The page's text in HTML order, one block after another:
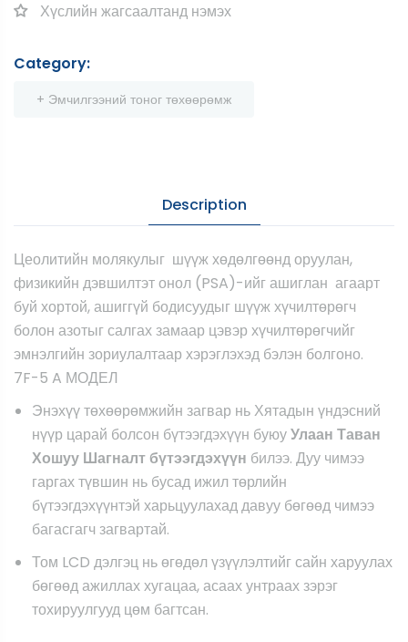
Хүслийн жагсаалтанд нэмэх
Category:
+ Эмчилгээний тоног төхөөрөмж
Description
Цеолитийн молякулыг шүүж хөдөлгөөнд оруулан,
физикийн дэвшилтэт онол (PSA)-ийг ашиглан агаарт
буй хортой, ашиггүй бодисуудыг шүүж хүчилтөрөгч
болон азотыг салгах замаар цэвэр хүчилтөрөгчийг
эмнэлгийн зориулалтаар хэрэглэхэд бэлэн болгоно.
7F-5 A МОДЕЛ
Энэхүү төхөөрөмжийн загвар нь Хятадын үндэсний
нүүр царай болсон бүтээгдэхүүн буюуУлаан Таван
Хошуу Шагналт бүтээгдэхүүн билээ. Дуу чимээ
гаргах түвшин нь бусад ижил төрлийн
бүтээгдэхүүнтэй харьцуулахад давуу бөгөөд чимээ
багасгагч загвартай.
Том LCD дэлгэц нь өгөдөл үзүүлэлтийг сайн харуулах
бөгөөд ажиллах хугацаа, асаах унтраах зэрэг
тохируулгууд цөм багтсан.